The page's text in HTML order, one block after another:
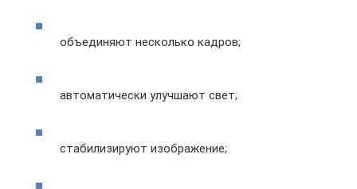
объединяют несколько кадров;
автоматически улучшают свет;
стабилизируют изображение;